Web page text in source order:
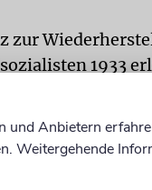
zur
1933
der seit 1913 im
Frau und
im
und Anbietern
Weitergehende